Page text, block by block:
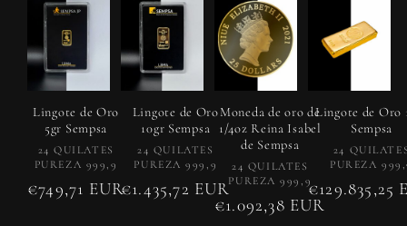
Lingote de Oro
5gr Sempsa
Proveedor:
24 QUILATES
PUREZA 999,9
Precio
€749,71 EUR
Lingote de Oro
10gr Sempsa
Proveedor:
24 QUILATES
PUREZA 999,9
Precio
€1.435,72 EUR
Moneda de oro de
1/4oz Reina Isabel
de Sempsa
Proveedor:
24 QUILATES
PUREZA 999,9
Precio
€1.092,38 EUR
Lingote de Oro
Sempsa
24
PUREZA
Precio
habitual
€129.835,25